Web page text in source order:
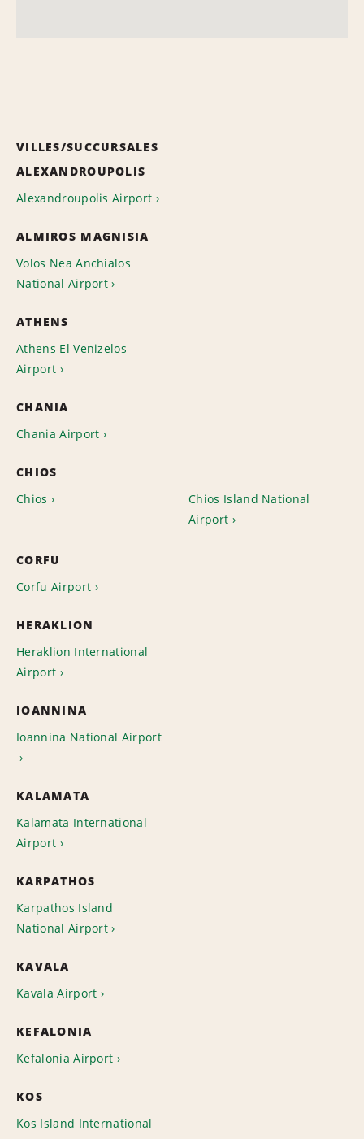
VILLES/SUCCURSALES
ALEXANDROUPOLIS
Alexandroupolis Airport
ALMIROS MAGNISIA
Volos Nea Anchialos
National Airport
ATHENS
Athens El Venizelos
Airport
CHANIA
Chania Airport
CHIOS
Chios
Chios Island National
Airport
CORFU
Corfu Airport
HERAKLION
Heraklion International
Airport
IOANNINA
Ioannina National Airport
KALAMATA
Kalamata International
Airport
KARPATHOS
Karpathos Island
National Airport
KAVALA
Kavala Airport
KEFALONIA
Kefalonia Airport
KOS
Kos Island International